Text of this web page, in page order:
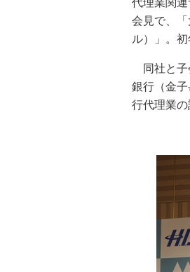
代理業関
会見で、
ル）」。
同社と子
銀行（金
行代理業の